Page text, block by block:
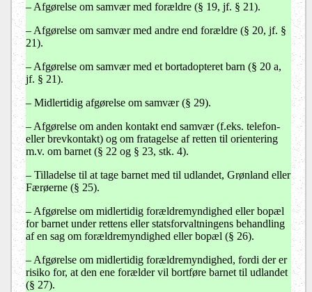
– Afgørelse om samvær med forældre (§ 19, jf. § 21).
– Afgørelse om samvær med andre end forældre (§ 20, jf. §
21).
– Afgørelse om samvær med et bortadopteret barn (§ 20 a,
jf. § 21).
– Midlertidig afgørelse om samvær (§ 29).
– Afgørelse om anden kontakt end samvær (f.eks. telefon-
eller brevkontakt) og om fratagelse af retten til orientering
m.v. om barnet (§ 22 og § 23, stk. 4).
– Tilladelse til at tage barnet med til udlandet, Grønland eller
Færøerne (§ 25).
– Afgørelse om midlertidig forældremyndighed eller bopæl
for barnet under rettens eller statsforvaltningens behandling
af en sag om forældremyndighed eller bopæl (§ 26).
– Afgørelse om midlertidig forældremyndighed, fordi der er
risiko for, at den ene forælder vil bortføre barnet til udlandet
(§ 27).